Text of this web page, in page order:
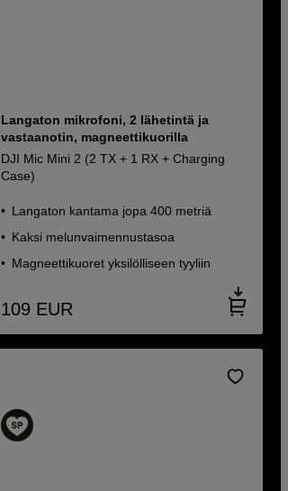
Langaton mikrofoni, 2 lähetintä ja
vastaanotin, magneettikuorilla
DJI Mic Mini 2 (2 TX + 1 RX + Charging
Case)
Langaton kantama jopa 400 metriä
Kaksi melunvaimennustasoa
Magneettikuoret yksilölliseen tyyliin
109 EUR